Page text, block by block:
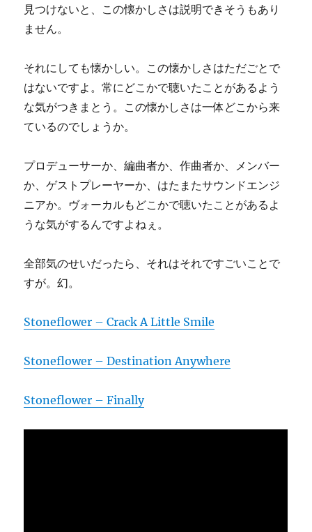
見つけないと、この懐かしさは説明できそうもあり
ません。
それにしても懐かしい。この懐かしさはただごとで
はないですよ。常にどこかで聴いたことがあるよう
な気がつきまとう。この懐かしさは一体どこから来
ているのでしょうか。
プロデューサーか、編曲者か、作曲者か、メンバー
か、ゲストプレーヤーか、はたまたサウンドエンジ
ニアか。ヴォーカルもどこかで聴いたことがあるよ
うな気がするんですよねぇ。
全部気のせいだったら、それはそれですごいことで
すが。幻。
Stoneflower – Crack A Little Smile
Stoneflower – Destination Anywhere
Stoneflower – Finally